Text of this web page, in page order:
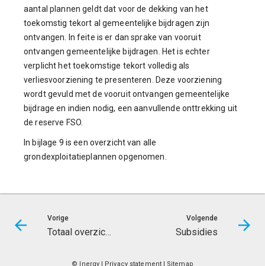
aantal plannen geldt dat voor de dekking van het
toekomstig tekort al gemeentelijke bijdragen zijn
ontvangen. In feite is er dan sprake van vooruit
ontvangen gemeentelijke bijdragen. Het is echter
verplicht het toekomstige tekort volledig als
verliesvoorziening te presenteren. Deze voorziening
wordt gevuld met de vooruit ontvangen gemeentelijke
bijdrage en indien nodig, een aanvullende onttrekking uit
de reserve FSO.
In bijlage 9 is een overzicht van alle
grondexploitatieplannen opgenomen.
Vorige
Totaal overzicht grondexploitaties
Volgende
Subsidies
© Inergy | Privacy statement| Sitemap